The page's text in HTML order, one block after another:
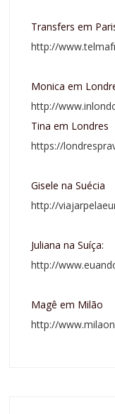
Transfers em
http://
Monica em
http://
Tina em Londres
https://
Gisele na Suécia
http://
Juliana na Suíça:
http://
Magê em Milão
http://